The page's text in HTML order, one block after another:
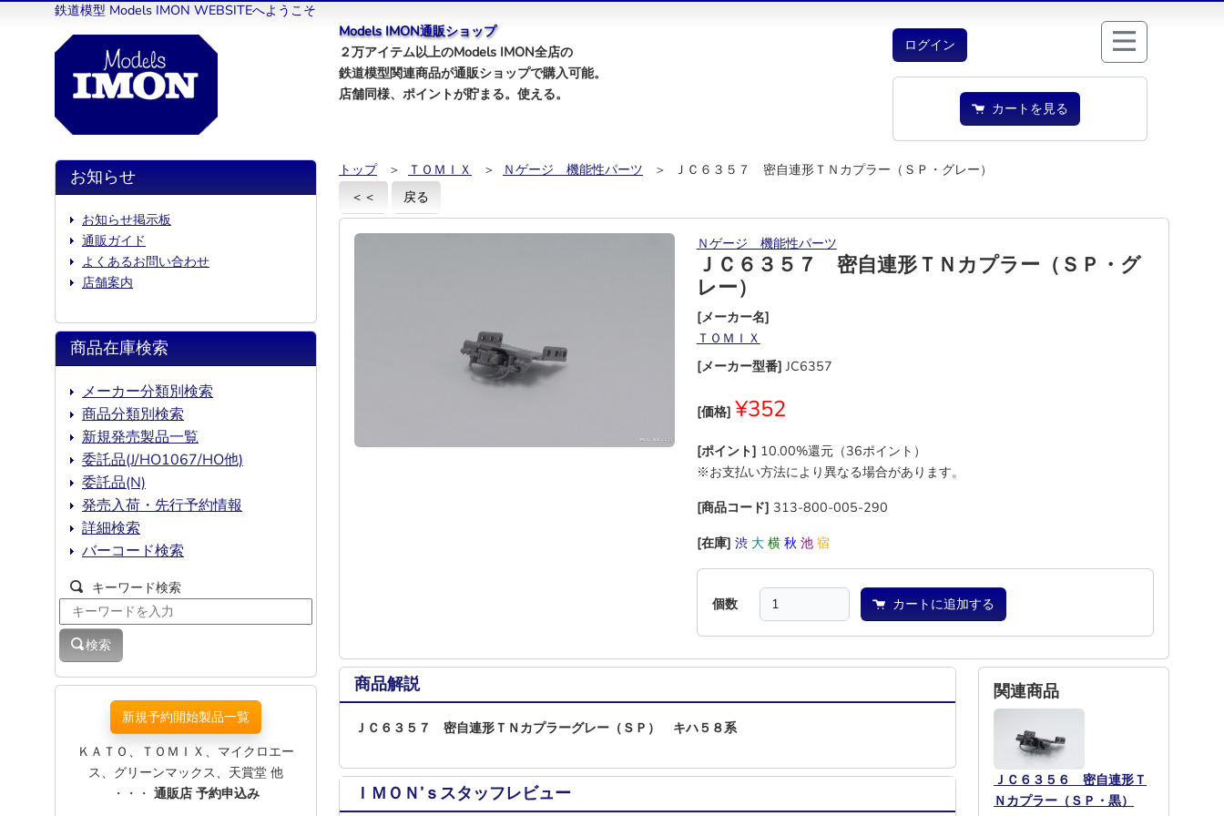
鉄道模型 Models IMON WEBSITEへようこそ
Models IMON通販ショップ
２万アイテム以上のModels IMON全店の
鉄道模型関連商品が通販ショップで購入可能。
店舗同様、ポイントが貯まる。使える。
ログイン
カートを見る
トップ ＞ ＴＯＭＩＸ ＞ Ｎゲージ 機能性パーツ
＞ ＪＣ６３５７ 密自連形ＴＮカプラー（ＳＰ・グレー）
＜＜
戻る
Ｎゲージ 機能性パーツ
ＪＣ６３５７ 密自連形ＴＮカプラー（ＳＰ・グ
レー）
[メーカー名]
ＴＯＭＩＸ
[メーカー型番] JC6357
[価格] ¥352
[ポイント] 10.00%還元（36ポイント）
※お支払い方法により異なる場合があります。
[商品コード] 313-800-005-290
[在庫] 渋 大 横 秋 池 宿
個数 カートに追加する
商品解説
ＪＣ６３５７ 密自連形ＴＮカプラーグレー（ＳＰ） キハ５８系
ＩＭＯＮ’ｓスタッフレビュー
関連商品
ＪＣ６３５６ 密自連形Ｔ
Ｎカプラー（ＳＰ・黒）
お知らせ
お知らせ掲示板
通販ガイド
よくあるお問い合わせ
店舗案内
商品在庫検索
メーカー分類別検索
商品分類別検索
新規発売製品一覧
委託品(J/HO1067/HO他)
委託品(N)
発売入荷・先行予約情報
詳細検索
バーコード検索
キーワード検索
検索
新規予約開始製品一覧
ＫＡＴＯ、ＴＯＭＩＸ、マイクロエー
ス、グリーンマックス、天賞堂 他
・・・ 通販店 予約申込み